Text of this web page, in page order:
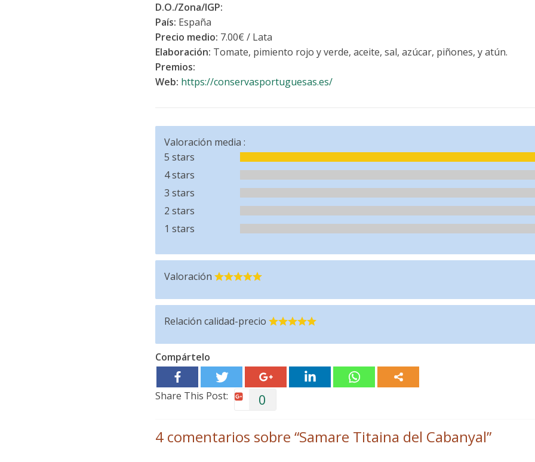
D.O./Zona/IGP:
País: España
Precio medio: 7.00€ / Lata
Elaboración: Tomate, pimiento rojo y verde, aceite, sal, azúcar, piñones, y atún.
Premios:
Web: https://conservasportuguesas.es/
Valoración media :
5 stars
4 stars
3 stars
2 stars
1 stars
Valoración
Relación calidad-precio
Compártelo
Share This Post: 0
4 comentarios sobre “Samare Titaina del Cabanyal”